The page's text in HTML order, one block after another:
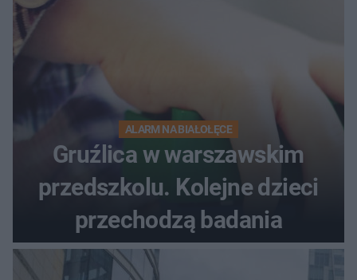
ALARM NA BIAŁOŁĘCE
Gruźlica w warszawskim
przedszkolu. Kolejne dzieci
przechodzą badania